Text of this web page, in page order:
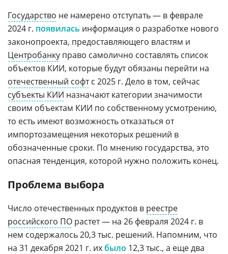
Государство не намерено отступать — в феврале
2024 г. появилась информация о разработке нового
законопроекта, предоставляющего властям и
Центробанку право самолично составлять список
объектов КИИ, которые будут обязаны перейти на
отечественный софтс 2025 г. Дело в том, сейчас
субъекты КИИ назначают категории значимости
своим объектам КИИ по собственному усмотрению,
то есть имеют возможность отказаться от
импортозамещения некоторых решений в
обозначенные сроки. По мнению государства, это
опасная тенденция, которой нужно положить конец.
Проблема выбора
Число отечественных продуктов в реестре
российского ПО растет — на 26 февраля 2024 г. в
нем содержалось 20,3 тыс. решений. Напомним, что
на 31 декабря 2021 г. ихбыло 12,3 тыс., а еще два